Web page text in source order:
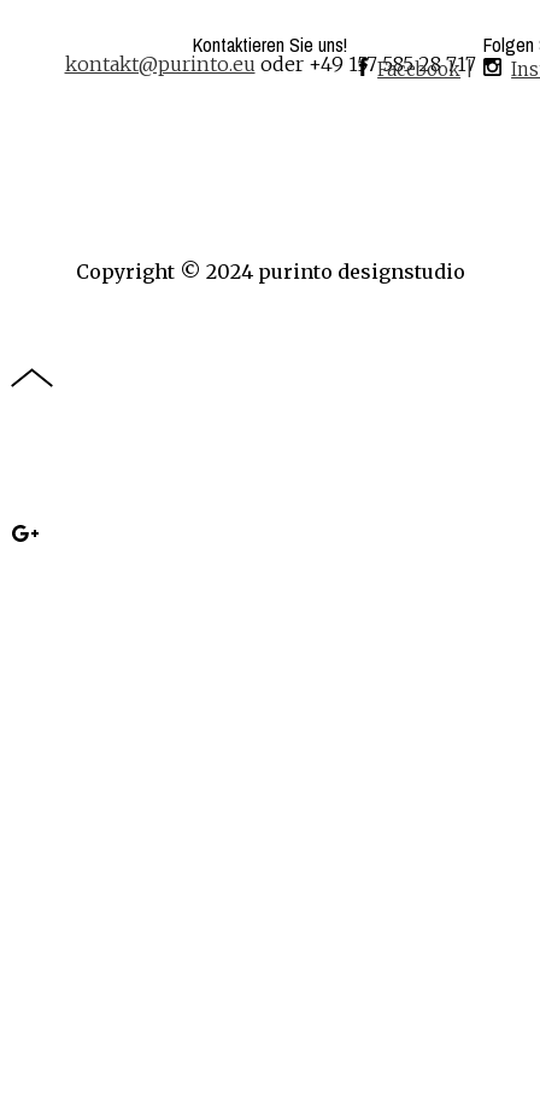
Kontaktieren Sie uns!
kontakt@purinto.eu oder +49 157 585 28 717
Folgen
Facebook|
Copyright © 2024 purinto designstudio